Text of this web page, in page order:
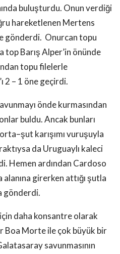
buluşturdu. Onun verdiği
hareketlenen Mertens
gönderdi. Onurcan topu
top Barış Alper’in önünde
topu filelerle
2 – 1 öne geçirdi.
önde kurmasından
buldu. Ancak bunları
karışımı vuruşuyla
da Uruguaylı kaleci
Hemen ardından Cardoso
girerken attığı şutla
gönderdi.
daha konsantre olarak
Boa Morte ile çok büyük bir
savunmasının